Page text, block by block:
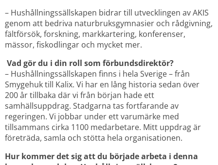
– Hushållningssällskapen bidrar till utvecklingen av AKIS
genom att bedriva naturbruksgymnasier och rådgivning,
fältförsök, forskning, markkartering, konferenser,
mässor, fiskodlingar och mycket mer.
Vad gör du i din roll som förbundsdirektör?
– Hushållningssällskapen finns i hela Sverige – från
Smygehuk till Kalix. Vi har en lång historia sedan över
200 år tillbaka där vi från början hade ett
samhällsuppdrag. Stadgarna tas fortfarande av
regeringen. Vi jobbar under ett varumärke med
tillsammans cirka 1100 medarbetare. Mitt uppdrag är
företräda, samla och stötta hela organisationen.
Hur kommer det sig att du började arbeta i denna